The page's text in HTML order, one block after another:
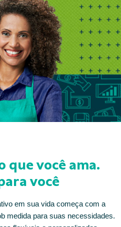
que você ama.
você
em sua vida começa com a
medida para suas necessidades.